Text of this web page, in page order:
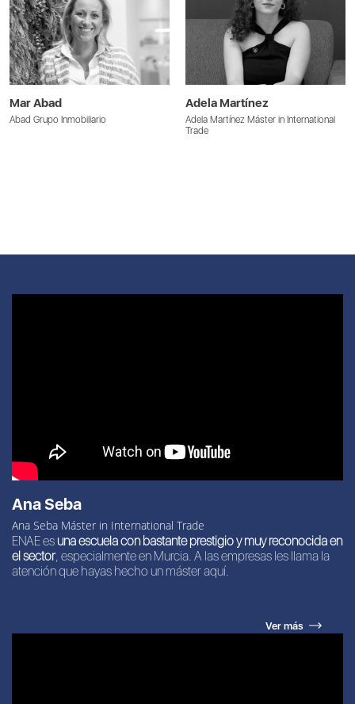
Mar Abad
Abad Grupo Inmobiliario
Adela Martínez
Adela Martínez Máster in International
Trade
Ana Seba
Ana Seba Máster in International Trade
ENAE esuna escuela con bastante prestigio y muy reconocida en
el sector, especialmente en Murcia. A las empresas les llama la
atención que hayas hecho un máster aquí.
Ver más